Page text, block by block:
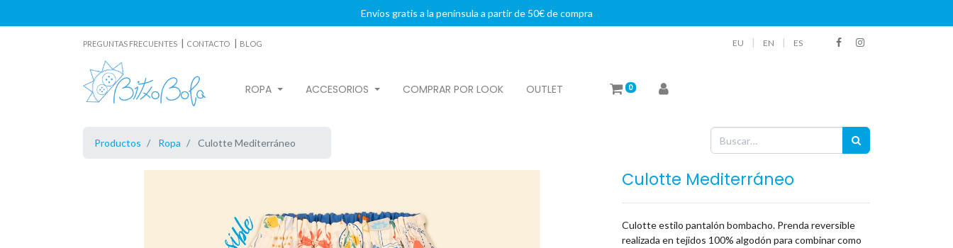
Envíos gratis a la península a partir de 50€ de compra
PREGUNTAS FRECUENTES | CONTACTO | BLOG EU EN ES
ROPA ACCESORIOS COMPRAR POR LOOK OUTLET 0
Productos Ropa Culotte Mediterráneo
Culotte Mediterráneo
Culotte estilo pantalón bombacho. Prenda reversible
realizada en tejidos 100% algodón para combinar como